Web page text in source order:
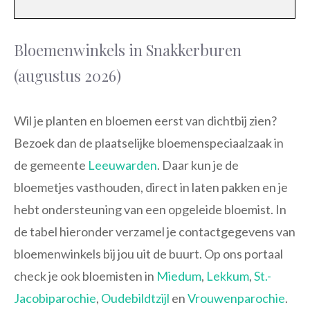
Bloemenwinkels in Snakkerburen
(augustus 2026)
Wil je planten en bloemen eerst van dichtbij zien?
Bezoek dan de plaatselijke bloemenspeciaalzaak in
de gemeente Leeuwarden. Daar kun je de
bloemetjes vasthouden, direct in laten pakken en je
hebt ondersteuning van een opgeleide bloemist. In
de tabel hieronder verzamel je contactgegevens van
bloemenwinkels bij jou uit de buurt. Op ons portaal
check je ook bloemisten in Miedum, Lekkum,St.-
Jacobiparochie, Oudebildtzijl enVrouwenparochie.